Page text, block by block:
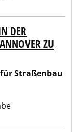
DER
ZU
Straßenbau